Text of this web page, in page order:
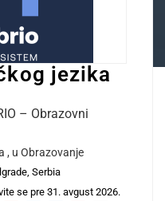
jezika
– Obrazovni
, u Obrazovanje
Serbia
se pre 31. avgust 2026.